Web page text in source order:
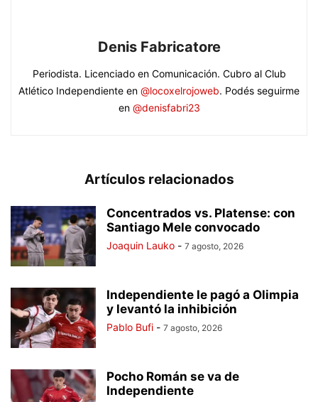
Denis Fabricatore
Periodista. Licenciado en Comunicación. Cubro al Club
Atlético Independiente en @locoxelrojoweb. Podés seguirme
en @denisfabri23
Artículos relacionados
Concentrados vs. Platense: con
Santiago Mele convocado
Joaquin Lauko - 7 agosto, 2026
Independiente le pagó a Olimpia
y levantó la inhibición
Pablo Bufi - 7 agosto, 2026
Pocho Román se va de
Independiente